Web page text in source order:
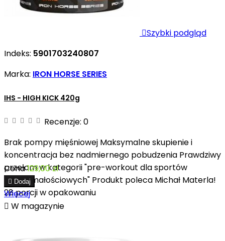
Szybki podgląd
Indeks: 5901703240807
Marka: IRON HORSE SERIES
IHS - HIGH KICK 420g
Recenzje: 0
Brak pompy mięśniowej Maksymalne skupienie i
koncentracja bez nadmiernego pobudzenia Prawdziwy
przełom w kategorii "pre-workout dla sportów
wytrzymałościowych" Produkt poleca Michał Materla!
28 porcji w opakowaniu
Cena129,00 zł
 Dodaj
Więcej
 W magazynie